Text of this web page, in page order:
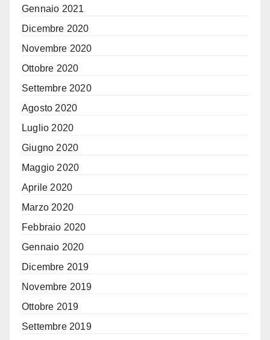
Gennaio 2021
Dicembre 2020
Novembre 2020
Ottobre 2020
Settembre 2020
Agosto 2020
Luglio 2020
Giugno 2020
Maggio 2020
Aprile 2020
Marzo 2020
Febbraio 2020
Gennaio 2020
Dicembre 2019
Novembre 2019
Ottobre 2019
Settembre 2019